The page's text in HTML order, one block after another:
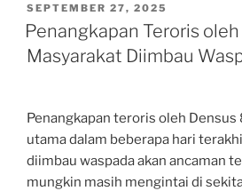
POSTED
ON
SEPTEMBER 27, 2025
Penangkapan Teroris
Masyarakat Diimbau
Penangkapan teroris oleh
utama dalam beberapa hari
diimbau waspada akan ancaman
mungkin masih mengintai di